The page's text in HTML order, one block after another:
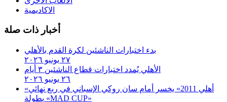
الاكاديمية
أخبار ذات صلة
بدء اختبارات الناشئين لكرة القدم بالأهلي
٢٧ يونيو ٢٠٢٦
الأهلي يُمدد اختبارات قطاع الناشئين ٣ أيام
٢٦ يونيو ٢٠٢٦
«أهلي 2011» يخسر أمام سان روكي الإسباني في ربع نهائي
بطولة «MAD CUP»